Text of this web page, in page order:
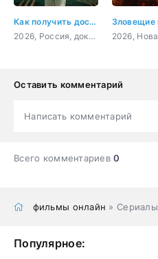
Как получить доступ ко всему: Реверс-инжиниринг
2026, Россия, документальный
Оставить комментарий
Написать комментарий
Всего комментариев0
фильмы онлайн » Сериалы
Популярное: